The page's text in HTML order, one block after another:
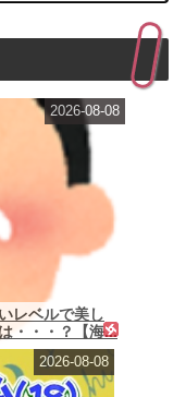
レベルで美し
・・・？【海...
2026-08-08
2026-08-08